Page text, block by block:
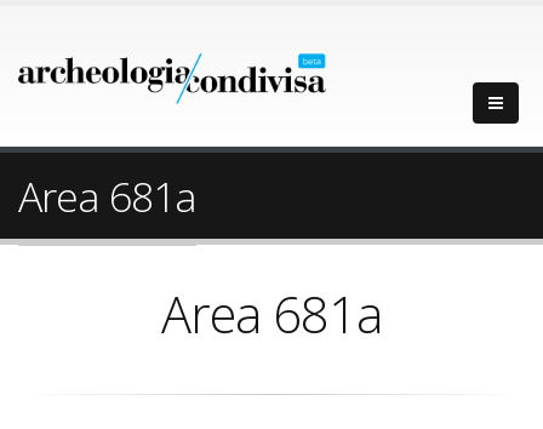
Area 681a
Area 681a